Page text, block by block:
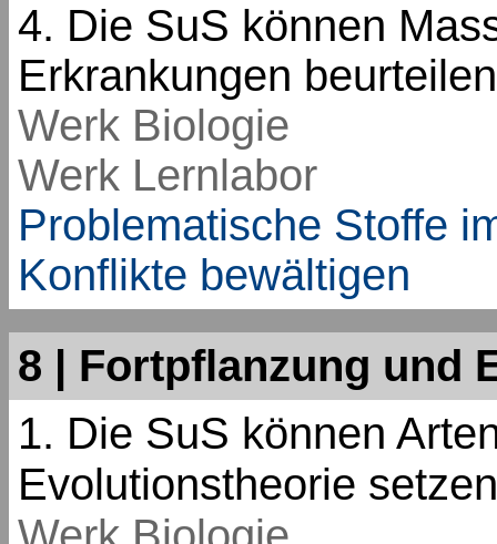
4. Die SuS können
Erkrankungen
Werk Biologie
Werk Lernlabor
Problematische Stoffe
Konflikte bewältigen
8 | Fortpflanzung und
1. Die SuS können
Evolutionstheorie